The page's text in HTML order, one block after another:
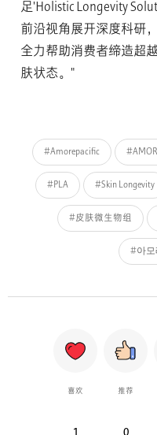
足'Holistic Longevity
前沿视角展开深度科研
全力帮助消费者缔造超
肤状态。"
#Amorepacific
#PLA #Skin Longevity
#皮肤微生物组
#아모
喜欢 推荐